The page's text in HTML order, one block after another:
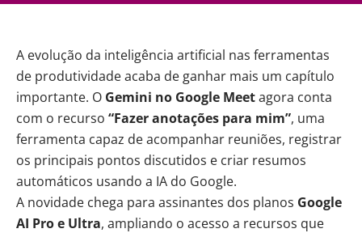
A evolução da inteligência artificial nas ferramentas
de produtividade acaba de ganhar mais um capítulo
importante. O Gemini no Google Meetagora conta
com o recurso “Fazer anotações para mim”, uma
ferramenta capaz de acompanhar reuniões, registrar
os principais pontos discutidos e criar resumos
automáticos usando a IA do Google.
A novidade chega para assinantes dos planos Google
AI Pro e Ultra, ampliando o acesso a recursos que